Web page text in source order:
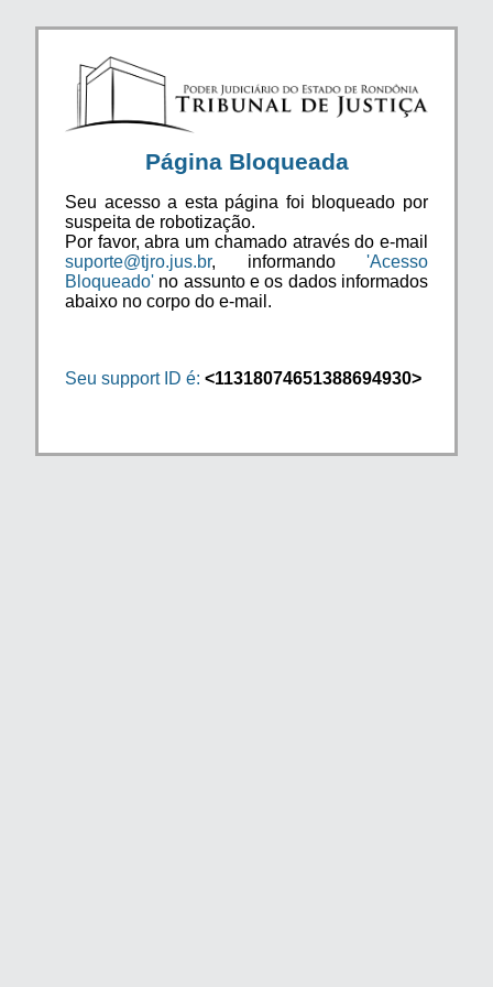
Página Bloqueada
Seu acesso a esta página foi bloqueado por
suspeita de robotização.
Por favor, abra um chamado através do e-mail
suporte@tjro.jus.br, informando 'Acesso
Bloqueado' no assunto e os dados informados
abaixo no corpo do e-mail.
Seu support ID é: <11318074651388694930>